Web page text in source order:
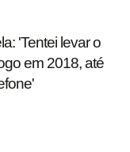
'Tentei levar o
em 2018, até